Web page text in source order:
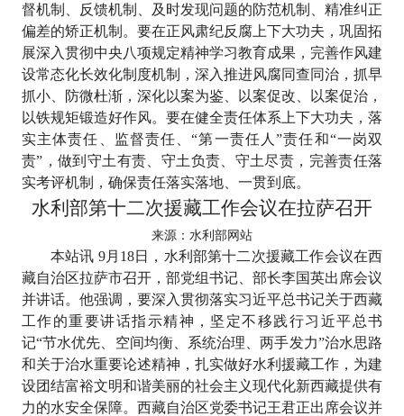
督机制、反馈机制、及时发现问题的防范机制、精准纠正
偏差的矫正机制。要在正风肃纪反腐上下大功夫，巩固拓
展深入贯彻中央八项规定精神学习教育成果，完善作风建
设常态化长效化制度机制，深入推进风腐同查同治，抓早
抓小、防微杜渐，深化以案为鉴、以案促改、以案促治，
以铁规矩锻造好作风。要在健全责任体系上下大功夫，落
实主体责任、监督责任、“第一责任人”责任和“一岗双
责”，做到守土有责、守土负责、守土尽责，完善责任落
实考评机制，确保责任落实落地、一贯到底。
水利部第十二次援藏工作会议在拉萨召开
来源：水利部网站
本站讯 9月 18日，水利部第十二次援藏工作会议在西
藏自治区拉萨市召开，部党组书记、部长李国英出席会议
并讲话。他强调，要深入贯彻落实习近平总书记关于西藏
工作的重要讲话指示精神，坚定不移践行习近平总书
记“节水优先、空间均衡、系统治理、两手发力”治水思路
和关于治水重要论述精神，扎实做好水利援藏工作，为建
设团结富裕文明和谐美丽的社会主义现代化新西藏提供有
力的水安全保障。西藏自治区党委书记王君正出席会议并